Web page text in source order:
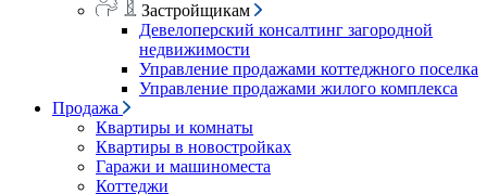
Застройщикам
Девелоперский консалтинг загородной
недвижимости
Управление продажами коттеджного поселка
Управление продажами жилого комплекса
Продажа
Квартиры и комнаты
Квартиры в новостройках
Гаражи и машиноместа
Коттеджи